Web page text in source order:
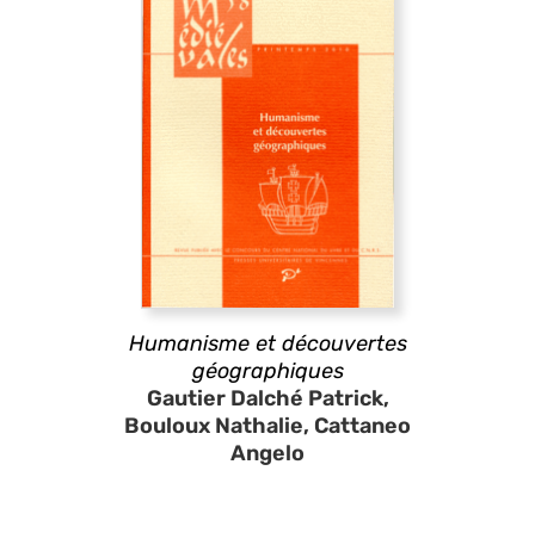
Humanisme et découvertes
géographiques
Gautier Dalché Patrick,
Bouloux Nathalie, Cattaneo
Angelo